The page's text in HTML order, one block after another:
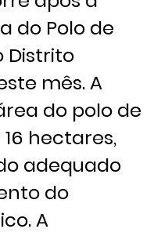
do Polo de
Distrito
mês. A
do polo de
hectares,
adequado
do
A